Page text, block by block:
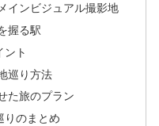
インビジュアル撮影地
握る駅
ント
巡り方法
た旅のプラン
りのまとめ